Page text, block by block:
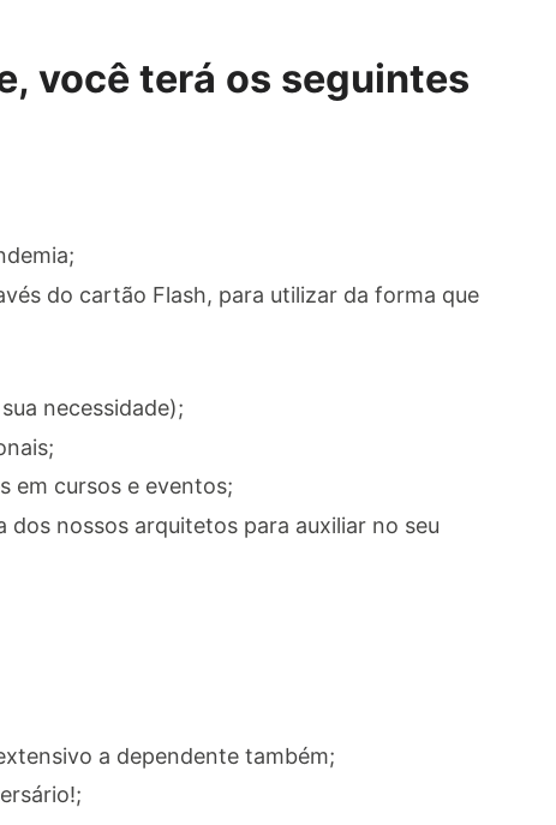
você terá os seguintes
do cartão Flash, para utilizar da forma que
necessidade);
em cursos e eventos;
nossos arquitetos para auxiliar no seu
a dependente também;